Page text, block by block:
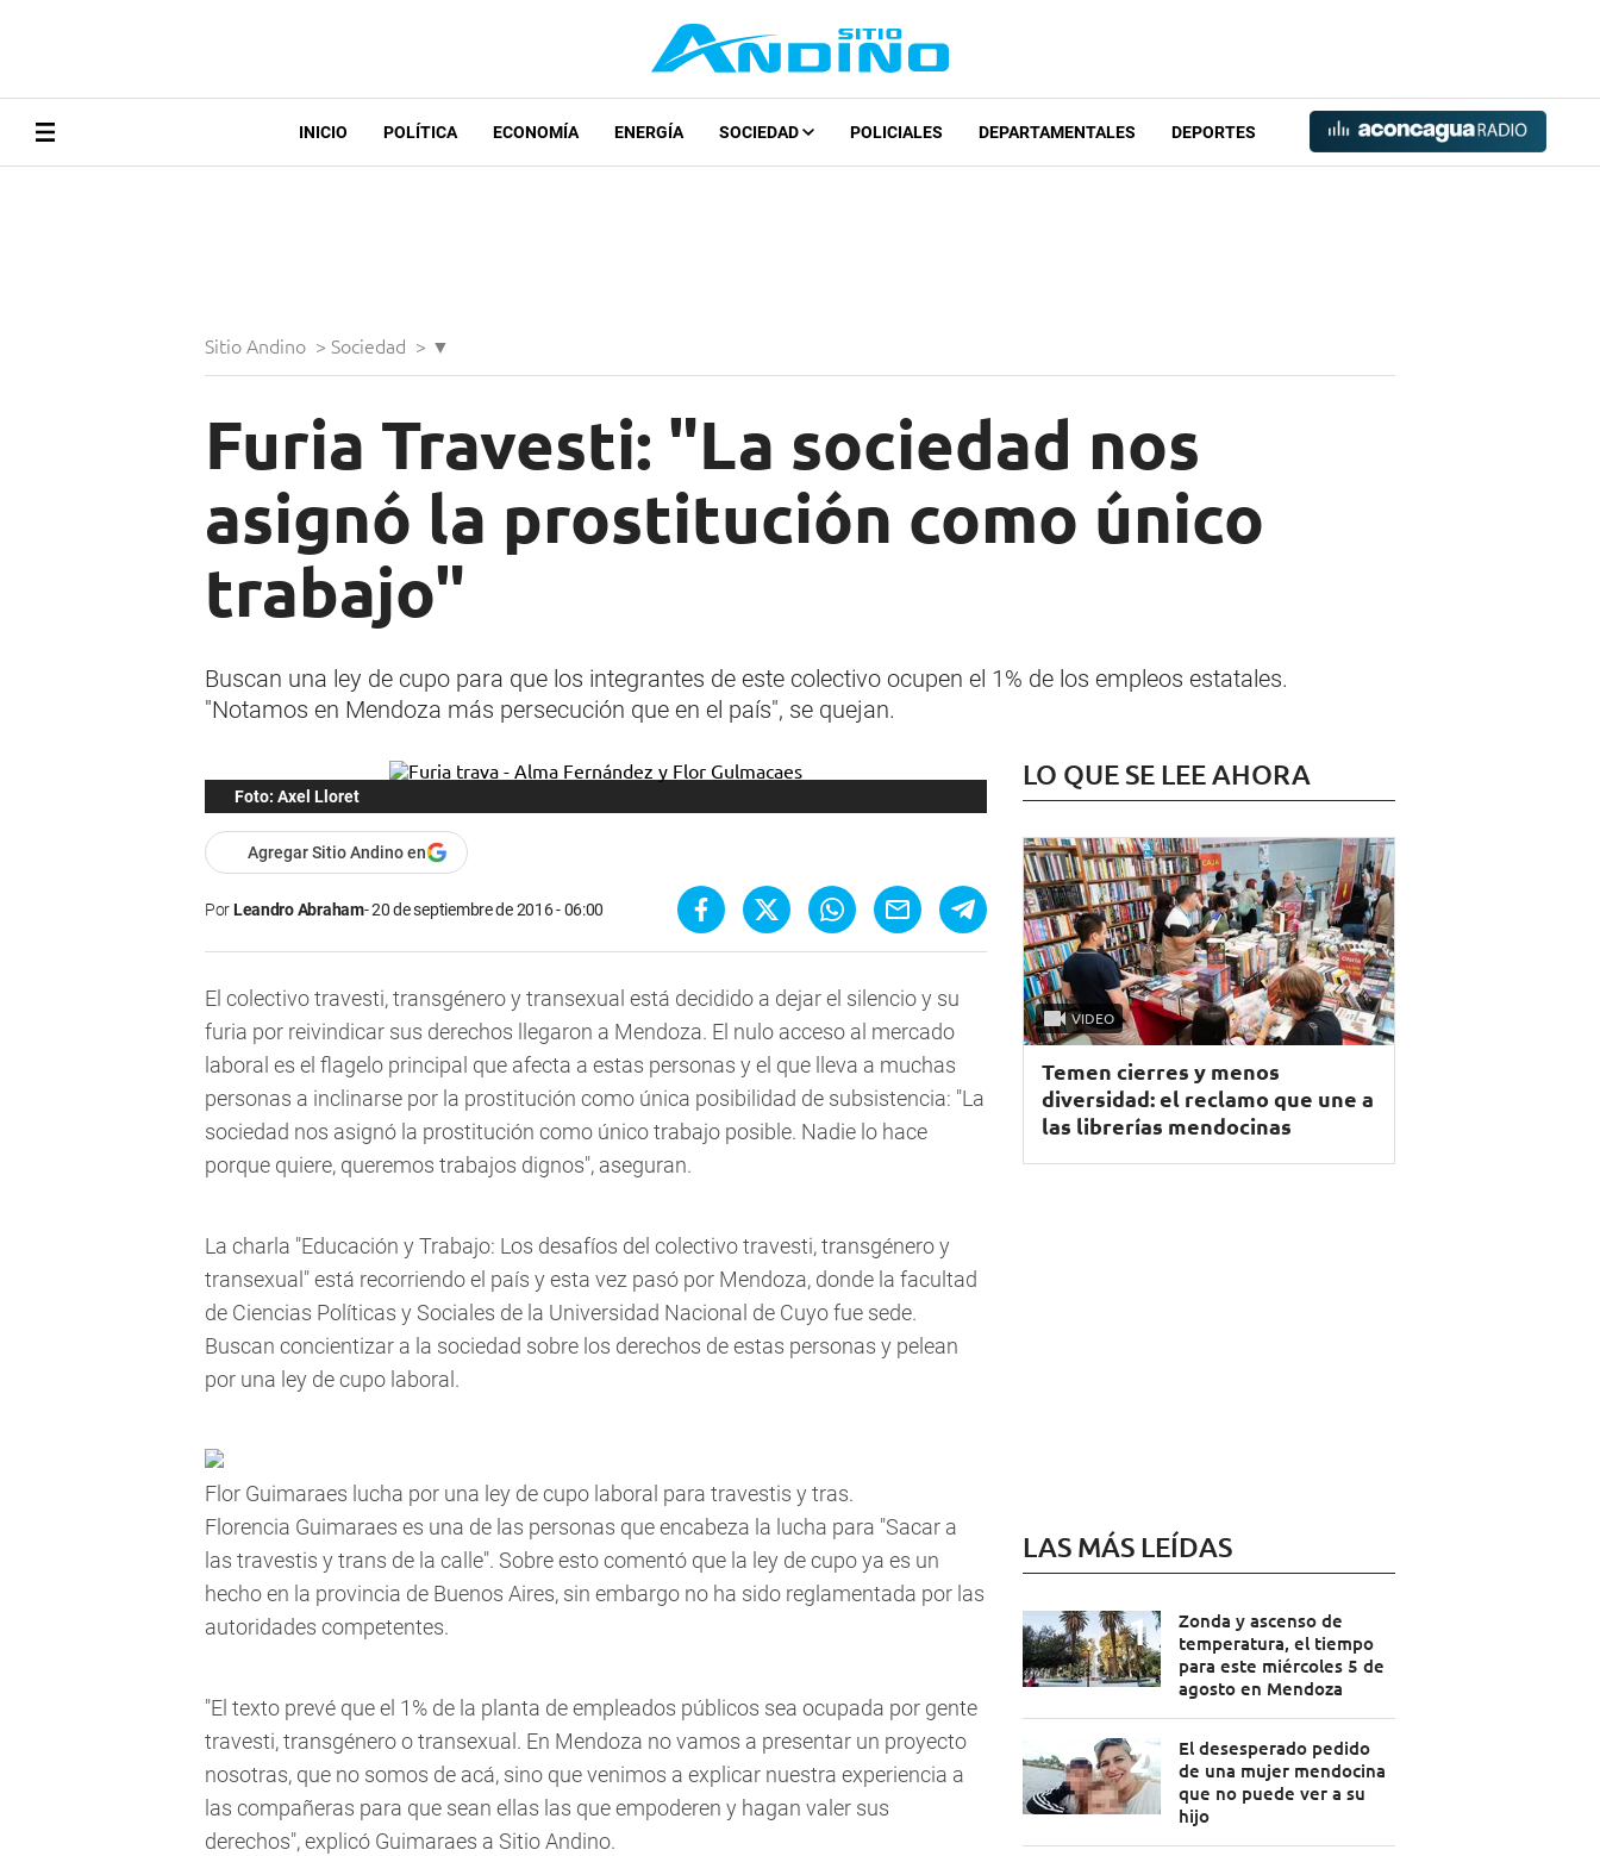
INICIO POLÍTICA ECONOMÍA ENERGÍA SOCIEDAD POLICIALES DEPARTAMENTALES DEPORTES
Sitio Andino > Sociedad > ▼
Furia Travesti: "La sociedad nos
asignó la prostitución como único
trabajo"
Buscan una ley de cupo para que los integrantes de este colectivo ocupen el 1% de los empleos estatales.
"Notamos en Mendoza más persecución que en el país", se quejan.
Foto: Axel Lloret
Agregar Sitio Andino en
PorLeandro Abraham 20 de septiembre de 2016 - 06:00
El colectivo travesti, transgénero y transexual está decidido a dejar el silencio y su
furia por reivindicar sus derechos llegaron a Mendoza. El nulo acceso al mercado
laboral es el flagelo principal que afecta a estas personas y el que lleva a muchas
personas a inclinarse por la prostitución como única posibilidad de subsistencia: "La
sociedad nos asignó la prostitución como único trabajo posible. Nadie lo hace
porque quiere, queremos trabajos dignos", aseguran.
La charla "Educación y Trabajo: Los desafíos del colectivo travesti, transgénero y
transexual" está recorriendo el país y esta vez pasó por Mendoza, donde la facultad
de Ciencias Políticas y Sociales de la Universidad Nacional de Cuyo fue sede.
Buscan concientizar a la sociedad sobre los derechos de estas personas y pelean
por una ley de cupo laboral.
Flor Guimaraes lucha por una ley de cupo laboral para travestis y tras.
Florencia Guimaraes es una de las personas que encabeza la lucha para "Sacar a
las travestis y trans de la calle". Sobre esto comentó que la ley de cupo ya es un
hecho en la provincia de Buenos Aires, sin embargo no ha sido reglamentada por las
autoridades competentes.
"El texto prevé que el 1% de la planta de empleados públicos sea ocupada por gente
travesti, transgénero o transexual. En Mendoza no vamos a presentar un proyecto
nosotras, que no somos de acá, sino que venimos a explicar nuestra experiencia a
las compañeras para que sean ellas las que empoderen y hagan valer sus
derechos", explicó Guimaraes a Sitio Andino.
LO QUE SE LEE AHORA
VIDEO
Temen cierres y menos
diversidad: el reclamo que une a
las librerías mendocinas
LAS MÁS LEÍDAS
Zonda y ascenso de
temperatura, el tiempo
para este miércoles 5 de
agosto en Mendoza
El desesperado pedido
de una mujer mendocina
que no puede ver a su
hijo